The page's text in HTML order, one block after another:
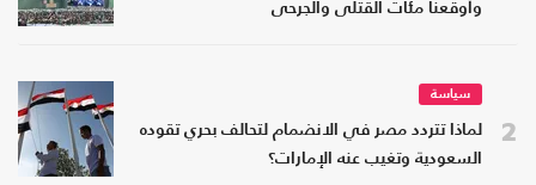
وأوقعنا مئات القتلى والجرحى
2
سياسة
لماذا تتردد مصر في الانضمام لتحالف بحري تقوده
السعودية وتغيب عنه الإمارات؟